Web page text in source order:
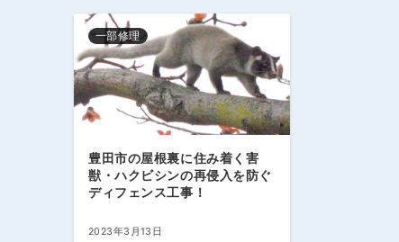
一部修理
豊田市の屋根裏に住み着く害
獣・ハクビシンの再侵入を防ぐ
ディフェンス工事！
2023年3月13日